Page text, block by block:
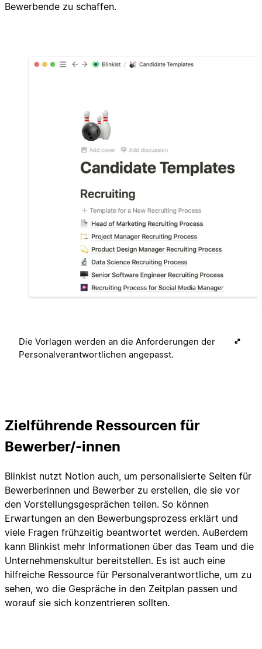
Bewerbende zu schaffen.
Die Vorlagen werden an die Anforderungen der
Personalverantwortlichen angepasst.
Zielführende Ressourcen für
Bewerber/-innen
Blinkist nutzt Notion auch, um personalisierte Seiten für
Bewerberinnen und Bewerber zu erstellen, die sie vor
den Vorstellungsgesprächen teilen. So können
Erwartungen an den Bewerbungsprozess erklärt und
viele Fragen frühzeitig beantwortet werden. Außerdem
kann Blinkist mehr Informationen über das Team und die
Unternehmenskultur bereitstellen. Es ist auch eine
hilfreiche Ressource für Personalverantwortliche, um zu
sehen, wo die Gespräche in den Zeitplan passen und
worauf sie sich konzentrieren sollten.